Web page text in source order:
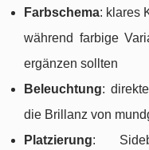
Farbschema: klares
während farbige
ergänzen sollten
Beleuchtung:
die Brillanz von
Platzierung: